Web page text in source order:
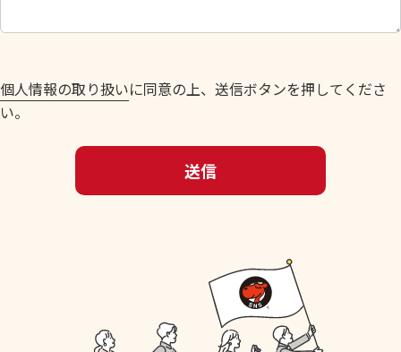
だ
い
。
個人情報の取り扱いに同意の上、送信ボタンを押してくださ
い。